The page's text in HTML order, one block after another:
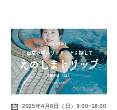
2025年4月6日（日）9:00~18:00